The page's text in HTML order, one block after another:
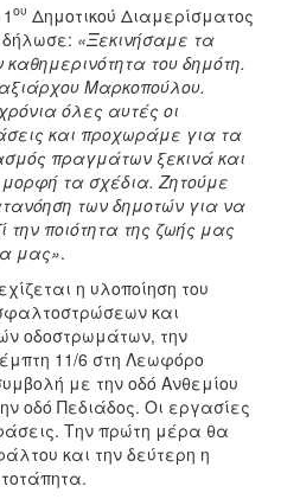
ου Δημοτικού Διαμερίσματος
«Ξεκινήσαμε τα
του δημότη.
Μαρκοπούλου.
όλες αυτές οι
και προχωράμε για τα
πραγμάτων ξεκινά και
τα σχέδια. Ζητούμε
των δημοτών για να
την ποιότητα της ζωής μας
μας».
η υλοποίηση του
και
οδοστρωμάτων, την
11/6 στη Λεωφόρο
με την οδό Ανθεμίου
οδό Πεδιάδος. Οι εργασίες
Την πρώτη μέρα θα
και την δεύτερη η